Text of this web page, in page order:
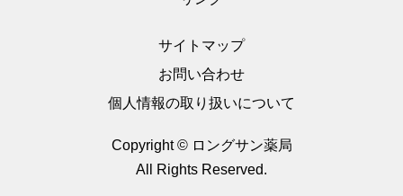
サイトマップ
お問い合わせ
個人情報の取り扱いについて
Copyright © ロングサン薬局
All Rights Reserved.